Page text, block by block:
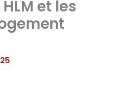
et les